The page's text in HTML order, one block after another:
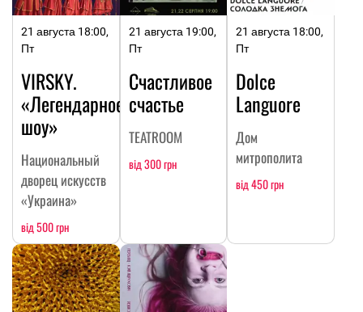
21 августа 18:00,
Пт
VIRSKY.
«Легендарное
шоу»
Национальный
дворец искусств
«Украина»
від 500 грн
21 августа 19:00,
Пт
Счастливое
счастье
TEATROOM
від 300 грн
21 августа 18:00,
Пт
Dolce
Languore
Дом
митрополита
від 450 грн